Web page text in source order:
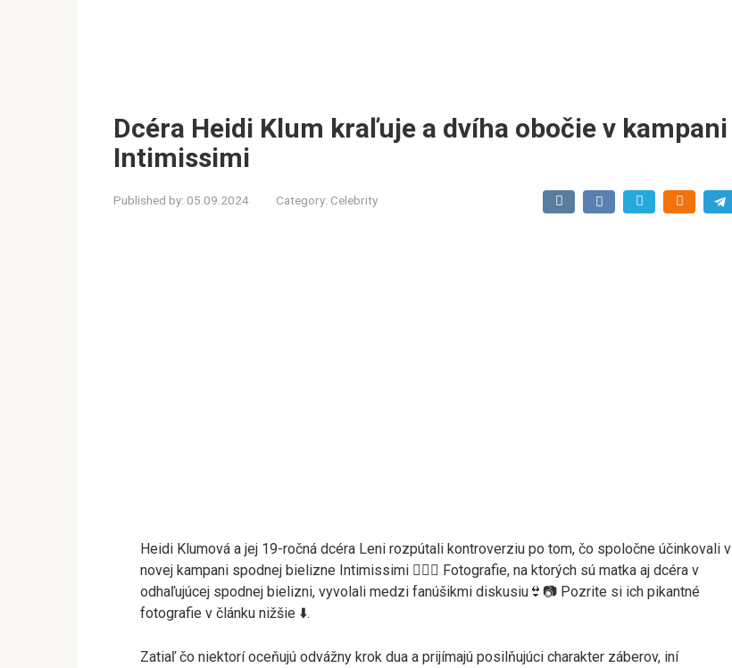
Dcéra Heidi Klum kraľuje a dvíha obočie v kampani
Intimissimi
Published by: 05.09.2024 Category: Celebrity
Heidi Klumová a jej 19-ročná dcéra Leni rozpútali kontroverziu po tom, čo spoločne účinkovali v
novej kampani spodnej bielizne Intimissimi ❤️‍🔥🔥 Fotografie, na ktorých sú matka aj dcéra v
odhaľujúcej spodnej bielizni, vyvolali medzi fanúšikmi diskusiu👙📷 Pozrite si ich pikantné
fotografie v článku nižšie ⬇️.
Zatiaľ čo niektorí oceňujú odvážny krok dua a prijímajú posilňujúci charakter záberov, iní